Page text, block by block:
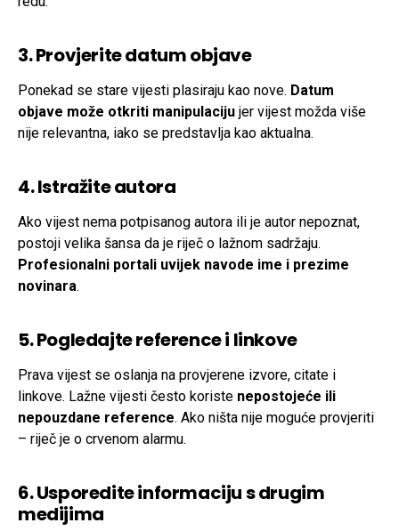
3. Provjerite datum objave
Ponekad se stare vijesti plasiraju kao nove. Datum
objave može otkriti manipulaciju jer vijest možda više
nije relevantna, iako se predstavlja kao aktualna.
4. Istražite autora
Ako vijest nema potpisanog autora ili je autor nepoznat,
postoji velika šansa da je riječ o lažnom sadržaju.
Profesionalni portali uvijek navode ime i prezime
novinara.
5. Pogledajte reference i linkove
Prava vijest se oslanja na provjerene izvore, citate i
linkove. Lažne vijesti često koriste nepostojeće ili
nepouzdane reference. Ako ništa nije moguće provjeriti
– riječ je o crvenom alarmu.
6. Usporedite informaciju s drugim
medijima